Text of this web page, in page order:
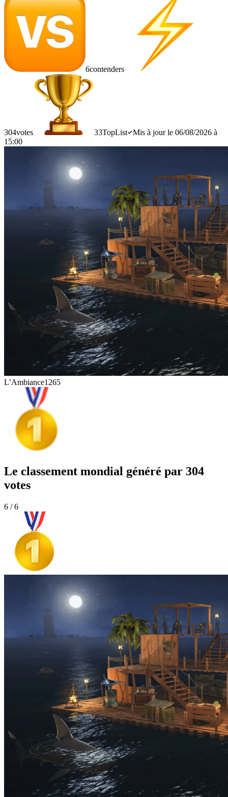
6contenders
304votes 33TopList
Mis à jour le 06/08/2026 à
15:00
L’Ambiance1265
Le classement mondial généré par 304
votes
6 / 6